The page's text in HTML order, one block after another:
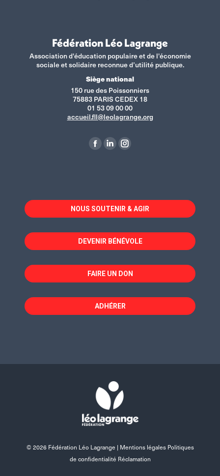
Fédération Léo Lagrange
Association d'éducation populaire et de l'économie
sociale et solidaire reconnue d’utilité publique.
Siège national
150 rue des Poissonniers
75883 PARIS CEDEX 18
01 53 09 00 00
accueil.fll@leolagrange.org
La
dans
une
fenêtre
La
dans
une
fenêtre
La
dans
une
fenêtre
NOUS SOUTENIR & AGIR
DEVENIR BÉNÉVOLE
FAIRE UN DON
ADHÉRER
© 2026 Fédération Léo Lagrange | Mentions légales Politiques
de confidentialité Réclamation